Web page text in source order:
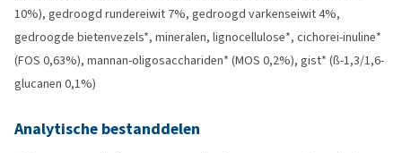
10%), gedroogd rundereiwit 7%, gedroogd varkenseiwit 4%,
gedroogde bietenvezels*, mineralen, lignocellulose*, cichorei-inuline*
(FOS 0,63%), mannan-oligosacchariden* (MOS 0,2%), gist* (ß-1,3/1,6-
glucanen 0,1%)
Analytische bestanddelen